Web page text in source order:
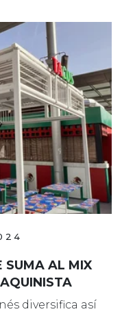
SUMA AL MIX
diversifica así